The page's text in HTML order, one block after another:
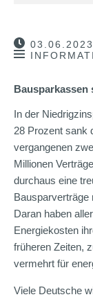
03.06.2023
Bausparkassen
In der
28 Prozent sank
vergangenen
Millionen
durchaus eine
Bausparverträge
Daran haben
Energiekosten
früheren Zeiten,
vermehrt für
Viele Deutsche